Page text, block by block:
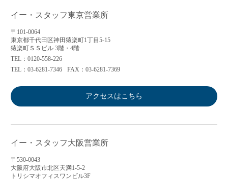
イー・スタッフ東京営業所
〒101-0064
東京都千代田区神田猿楽町1丁目5-15
猿楽町ＳＳビル 3階・4階
TEL：0120-558-226
TEL：03-6281-7346
FAX：03-6281-7369
アクセスはこちら
イー・スタッフ大阪営業所
〒530-0043
大阪府大阪市北区天満1-5-2
トリシマオフィスワンビル3F